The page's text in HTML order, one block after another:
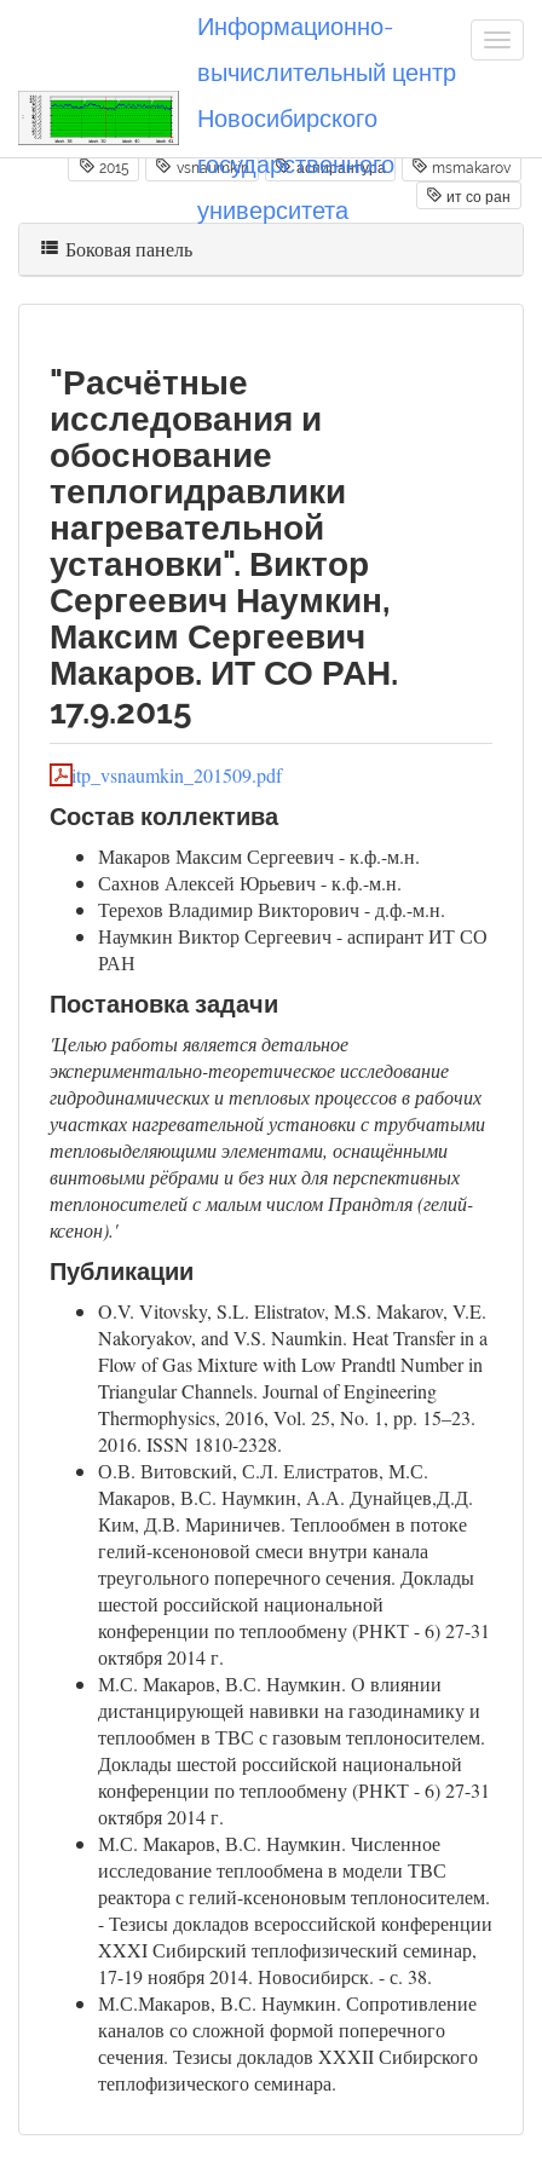
Информационно-
вычислительный центр
Новосибирского
государственного
университета
Вы посетили 20150917_vsnaumkin
2015 vsnaumkin аспирантура
msmakarov
ит со ран
Боковая панель
"Расчётные
исследования и
обоснование
теплогидравлики
нагревательной
установки". Виктор
Сергеевич Наумкин,
Максим Сергеевич
Макаров. ИТ СО РАН.
17.9.2015
itp_vsnaumkin_201509.pdf
Состав коллектива
Макаров Максим Сергеевич - к.ф.-м.н.
Сахнов Алексей Юрьевич - к.ф.-м.н.
Терехов Владимир Викторович - д.ф.-м.н.
Наумкин Виктор Сергеевич - аспирант ИТ СО
РАН
Постановка задачи
'Целью работы является детальное
экспериментально-теоретическое исследование
гидродинамических и тепловых процессов в рабочих
участках нагревательной установки с трубчатыми
тепловыделяющими элементами, оснащёнными
винтовыми рёбрами и без них для перспективных
теплоносителей с малым числом Прандтля (гелий-
ксенон).'
Публикации
O.V. Vitovsky, S.L. Elistratov, M.S. Makarov, V.E.
Nakoryakov, and V.S. Naumkin. Heat Transfer in a
Flow of Gas Mixture with Low Prandtl Number in
Triangular Channels. Journal of Engineering
Thermophysics, 2016, Vol. 25, No. 1, pp. 15–23.
2016. ISSN 1810-2328.
О.В. Витовский, С.Л. Елистратов, М.С.
Макаров, В.С. Наумкин, А.А. Дунайцев,Д.Д.
Ким, Д.В. Мариничев. Теплообмен в потоке
гелий-ксеноновой смеси внутри канала
треугольного поперечного сечения. Доклады
шестой российской национальной
конференции по теплообмену (РНКТ - 6) 27-31
октября 2014 г.
М.С. Макаров, В.С. Наумкин. О влиянии
дистанцирующей навивки на газодинамику и
теплообмен в ТВС с газовым теплоносителем.
Доклады шестой российской национальной
конференции по теплообмену (РНКТ - 6) 27-31
октября 2014 г.
М.С. Макаров, В.С. Наумкин. Численное
исследование теплообмена в модели ТВС
реактора с гелий-ксеноновым теплоносителем.
- Тезисы докладов всероссийской конференции
XXXI Сибирский теплофизический семинар,
17-19 ноября 2014. Новосибирск. - с. 38.
М.С.Макаров, В.С. Наумкин. Сопротивление
каналов со сложной формой поперечного
сечения. Тезисы докладов XXXII Сибирского
теплофизического семинара.